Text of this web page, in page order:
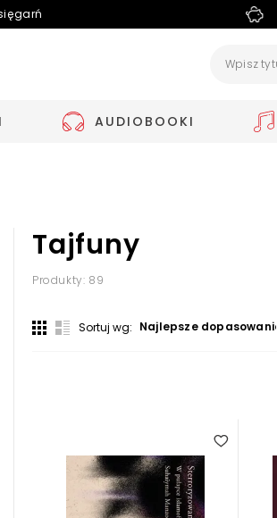
AUDIOBOOKI
Tajfuny
Produkty: 89
Sortuj wg: